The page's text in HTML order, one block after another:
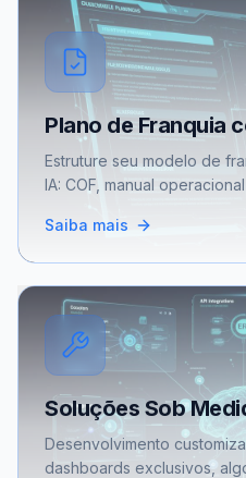
Plano de Franquia
Estruture seu modelo de
IA: COF, manual
Saiba mais
Soluções Sob
Desenvolvimento
dashboards exclusivos,